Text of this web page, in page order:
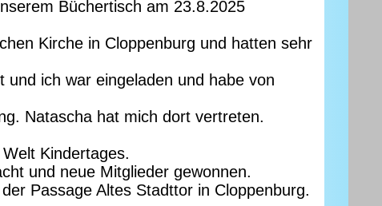
Büchertisch am 23.8.2025
Kirche in Cloppenburg und hatten sehr
ich war eingeladen und habe von
Natascha hat mich dort vertreten.
Kindertages.
und neue Mitglieder gewonnen.
Passage Altes Stadttor in Cloppenburg.